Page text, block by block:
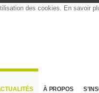
des cookies. En savoir
À PROPOS